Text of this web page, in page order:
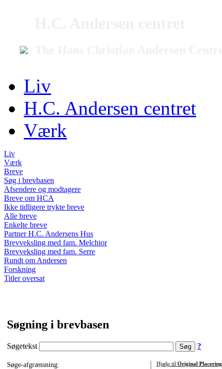
Liv
H.C. Andersen centret
Værk
Liv
Værk
Breve
Søg i brevbasen
Afsendere og modtagere
Breve om HCA
Ikke tidligere trykte breve
Alle breve
Enkelte breve
Partner H.C. Andersens Hus
Brevveksling med fam. Melchior
Brevveksling med fam. Serre
Rundt om Andersen
Forskning
Titler oversat
Søgning i brevbasen
Søgetekst ?
Søge-afgrænsning:
Hjælp til Original Placering